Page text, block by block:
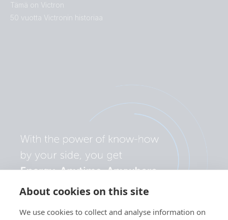
About cookies on this site
We use cookies to collect and analyse information on
Tämä on Victron
50 vuotta Victronin historiaa